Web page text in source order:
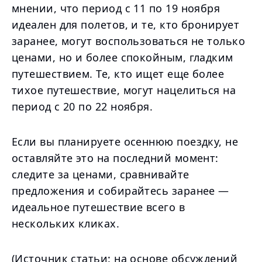
мнении, что период с 11 по 19 ноября
идеален для полетов, и те, кто бронирует
заранее, могут воспользоваться не только
ценами, но и более спокойным, гладким
путешествием. Те, кто ищет еще более
тихое путешествие, могут нацелиться на
период с 20 по 22 ноября.
Если вы планируете осеннюю поездку, не
оставляйте это на последний момент:
следите за ценами, сравнивайте
предложения и собирайтесь заранее —
идеальное путешествие всего в
нескольких кликах.
(Источник статьи: на основе обсуждений